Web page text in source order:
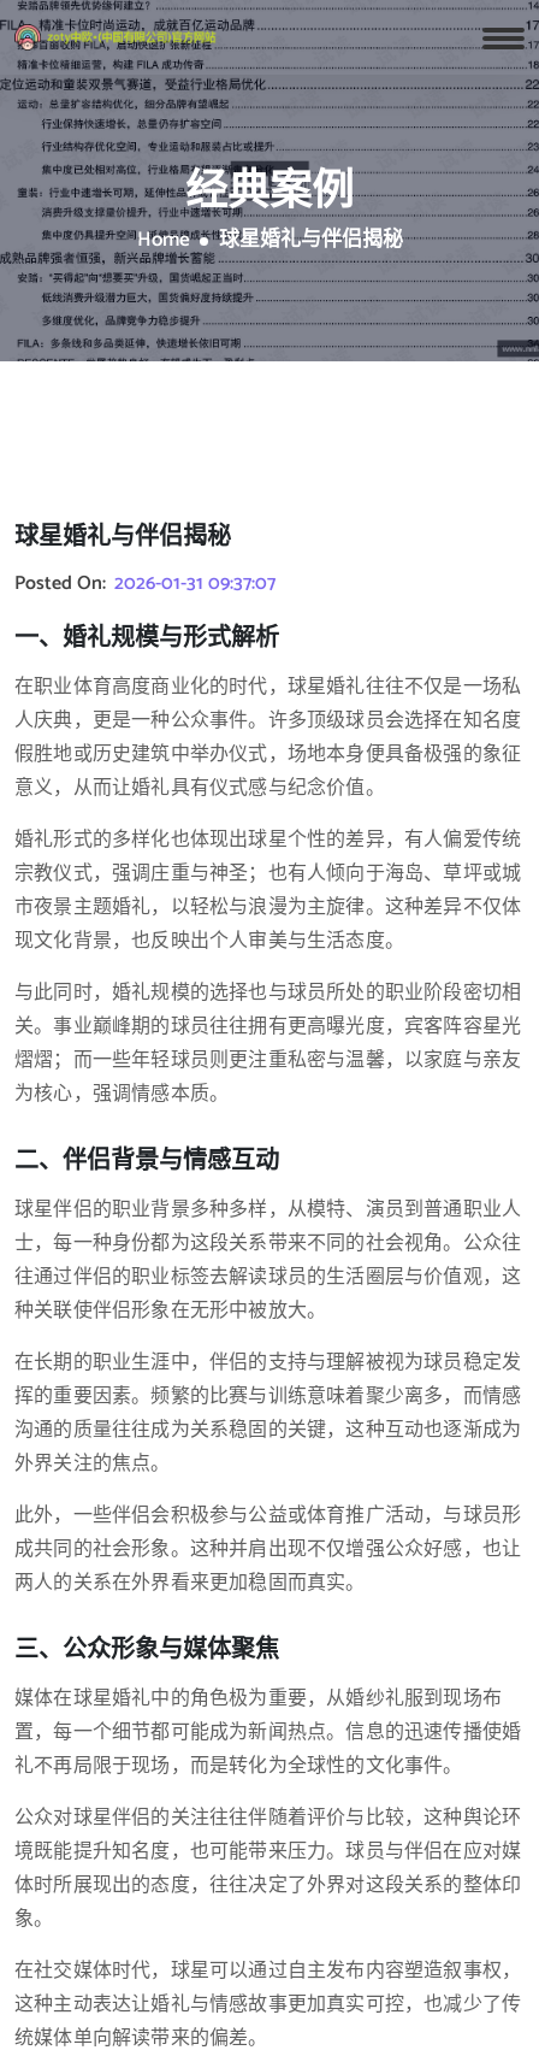
经典案例
Home 球星婚礼与伴侣揭秘
球星婚礼与伴侣揭秘
Posted On: 2026-01-31 09:37:07
一、婚礼规模与形式解析
在职业体育高度商业化的时代，球星婚礼往往不仅是一场私
人庆典，更是一种公众事件。许多顶级球员会选择在知名度
假胜地或历史建筑中举办仪式，场地本身便具备极强的象征
意义，从而让婚礼具有仪式感与纪念价值。
婚礼形式的多样化也体现出球星个性的差异，有人偏爱传统
宗教仪式，强调庄重与神圣；也有人倾向于海岛、草坪或城
市夜景主题婚礼，以轻松与浪漫为主旋律。这种差异不仅体
现文化背景，也反映出个人审美与生活态度。
与此同时，婚礼规模的选择也与球员所处的职业阶段密切相
关。事业巅峰期的球员往往拥有更高曝光度，宾客阵容星光
熠熠；而一些年轻球员则更注重私密与温馨，以家庭与亲友
为核心，强调情感本质。
二、伴侣背景与情感互动
球星伴侣的职业背景多种多样，从模特、演员到普通职业人
士，每一种身份都为这段关系带来不同的社会视角。公众往
往通过伴侣的职业标签去解读球员的生活圈层与价值观，这
种关联使伴侣形象在无形中被放大。
在长期的职业生涯中，伴侣的支持与理解被视为球员稳定发
挥的重要因素。频繁的比赛与训练意味着聚少离多，而情感
沟通的质量往往成为关系稳固的关键，这种互动也逐渐成为
外界关注的焦点。
此外，一些伴侣会积极参与公益或体育推广活动，与球员形
成共同的社会形象。这种并肩出现不仅增强公众好感，也让
两人的关系在外界看来更加稳固而真实。
三、公众形象与媒体聚焦
媒体在球星婚礼中的角色极为重要，从婚纱礼服到现场布
置，每一个细节都可能成为新闻热点。信息的迅速传播使婚
礼不再局限于现场，而是转化为全球性的文化事件。
公众对球星伴侣的关注往往伴随着评价与比较，这种舆论环
境既能提升知名度，也可能带来压力。球员与伴侣在应对媒
体时所展现出的态度，往往决定了外界对这段关系的整体印
象。
在社交媒体时代，球星可以通过自主发布内容塑造叙事权，
这种主动表达让婚礼与情感故事更加真实可控，也减少了传
统媒体单向解读带来的偏差。